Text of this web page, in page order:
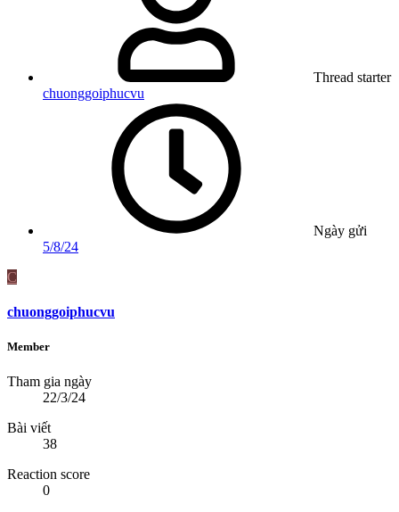
Thread starter
chuonggoiphucvu
Ngày gửi
5/8/24
C
chuonggoiphucvu
Member
Tham gia ngày
22/3/24
Bài viết
38
Reaction score
0